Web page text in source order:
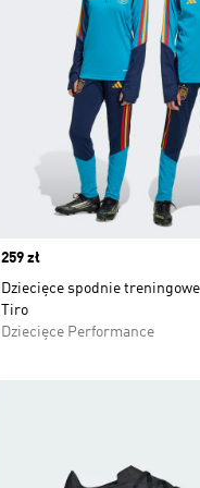
Price
259 zł
Dziecięce spodnie
Tiro
Dziecięce Performance